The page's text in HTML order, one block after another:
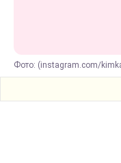
Фото: (instagram.com/